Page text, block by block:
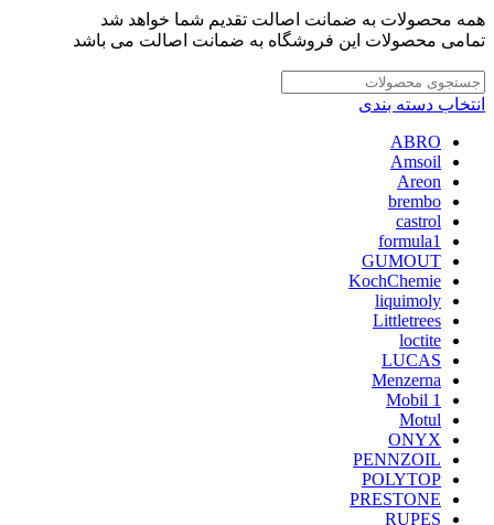
همه محصولات به ضمانت اصالت تقدیم شما خواهد شد
تمامی محصولات این فروشگاه به ضمانت اصالت می باشد
انتخاب دسته بندی
ABRO
Amsoil
Areon
brembo
castrol
formula1
GUMOUT
KochChemie
liquimoly
Littletrees
loctite
LUCAS
Menzerna
Mobil 1
Motul
ONYX
PENNZOIL
POLYTOP
PRESTONE
RUPES